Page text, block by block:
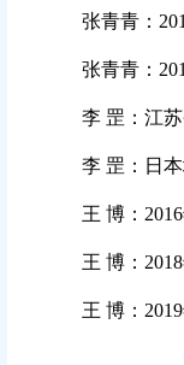
张青青：
张青青：
李 罡：江
李 罡：日
王 博： 2016
王 博： 2018
王 博： 2019